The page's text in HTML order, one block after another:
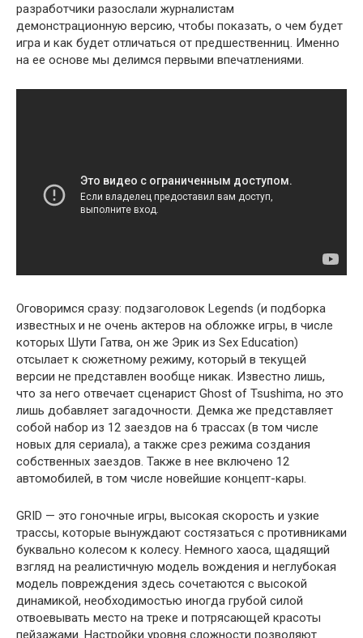
разработчики разослали журналистам
демонстрационную версию, чтобы показать, о чем будет
игра и как будет отличаться от предшественниц. Именно
на ее основе мы делимся первыми впечатлениями.
Оговоримся сразу: подзаголовок Legends (и подборка
известных и не очень актеров на обложке игры, в числе
которых Шути Гатва, он же Эрик из Sex Education)
отсылает к сюжетному режиму, который в текущей
версии не представлен вообще никак. Известно лишь,
что за него отвечает сценарист Ghost of Tsushima, но это
лишь добавляет загадочности. Демка же представляет
собой набор из 12 заездов на 6 трассах (в том числе
новых для сериала), а также срез режима создания
собственных заездов. Также в нее включено 12
автомобилей, в том числе новейшие концепт-кары.
GRID — это гоночные игры, высокая скорость и узкие
трассы, которые вынуждают состязаться с противниками
буквально колесом к колесу. Немного хаоса, щадящий
взгляд на реалистичную модель вождения и неглубокая
модель повреждения здесь сочетаются с высокой
динамикой, необходимостью иногда грубой силой
отвоевывать место на треке и потрясающей красоты
пейзажами. Настройки уровня сложности позволяют